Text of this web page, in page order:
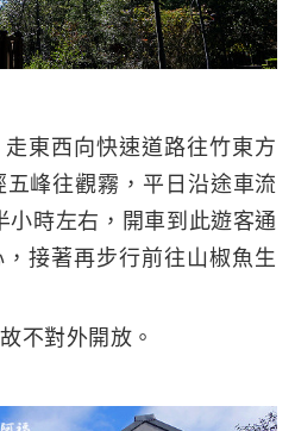
東西向快速道路往竹東方
峰往觀霧，平日沿途車流
小時左右，開車到此遊客通
接著再步行前往山椒魚生
不對外開放。